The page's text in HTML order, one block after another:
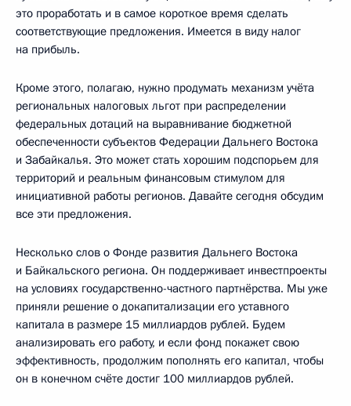
это проработать и в самое короткое время сделать
соответствующие предложения. Имеется в виду налог
на прибыль.
Кроме этого, полагаю, нужно продумать механизм учёта
региональных налоговых льгот при распределении
федеральных дотаций на выравнивание бюджетной
обеспеченности субъектов Федерации Дальнего Востока
и Забайкалья. Это может стать хорошим подспорьем для
территорий и реальным финансовым стимулом для
инициативной работы регионов. Давайте сегодня обсудим
все эти предложения.
Несколько слов о Фонде развития Дальнего Востока
и Байкальского региона. Он поддерживает инвестпроекты
на условиях государственно-частного партнёрства. Мы уже
приняли решение о докапитализации его уставного
капитала в размере 15 миллиардов рублей. Будем
анализировать его работу, и если фонд покажет свою
эффективность, продолжим пополнять его капитал, чтобы
он в конечном счёте достиг 100 миллиардов рублей.